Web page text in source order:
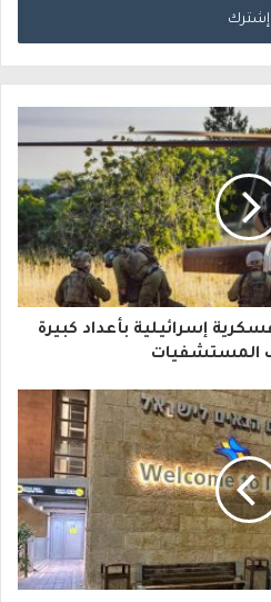
إسرائيلية بأعداد كبيرة
المستشفيات